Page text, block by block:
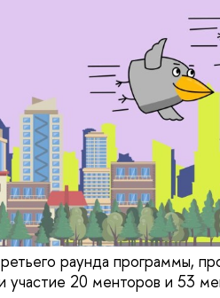
раунда программы,
участие 20 менторов и 53